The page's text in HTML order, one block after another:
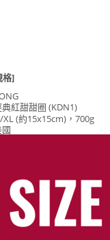
格]
紅甜甜圈 (KDN1)
(約15x15cm)，700g